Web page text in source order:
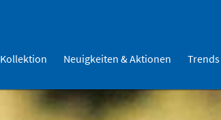
Kollektion Neuigkeiten & Aktionen Trends